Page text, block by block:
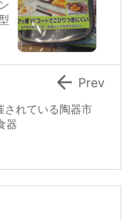
されている陶器市
器
 Prev